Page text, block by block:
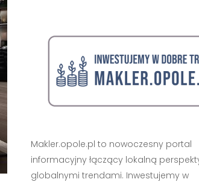
Makler.opole.pl to nowoczesny portal
informacyjny łączący lokalną
globalnymi trendami. Inwestujemy w